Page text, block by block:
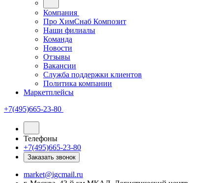
Компания
Про ХимСнаб Композит
Наши филиалы
Команда
Новости
Отзывы
Вакансии
Служба поддержки клиентов
Политика компании
Маркетплейсы
+7(495)665-23-80
Телефоны
+7(495)665-23-80
Заказать звонок
market@igcmail.ru